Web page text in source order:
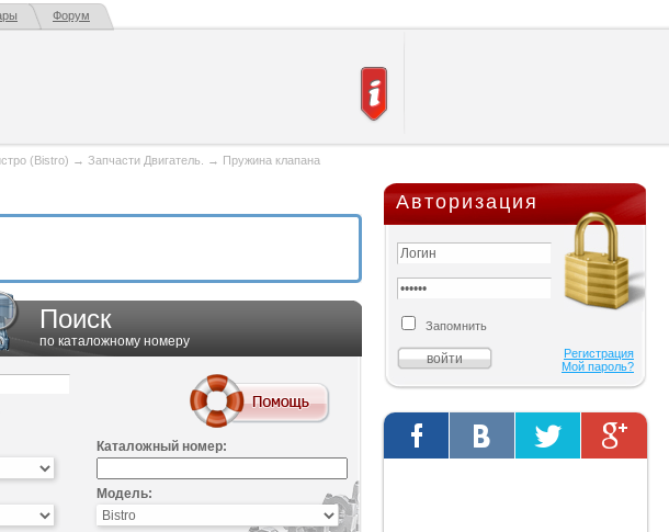
Форум
(Bistro) → Запчасти Двигатель. → Пружина клапана
Поиск
по каталожному номеру
Каталожный номер:
Модель:
Авторизация
Запомнить
Регистрация
Мой пароль?